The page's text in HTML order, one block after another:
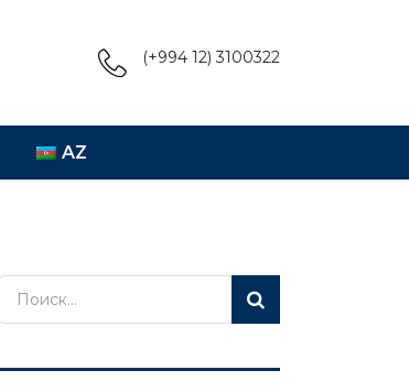
(+994 12) 3100322
AZ